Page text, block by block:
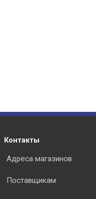
Контакты
Адреса магазинов
Поставщикам